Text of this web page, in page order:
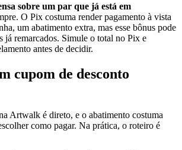
sobre um par que já está em
O Pix costuma render pagamento à vista
um abatimento extra, mas esse bônus pode
já remarcados. Simule o total no Pix e
antes de decidir.
cupom de desconto
Artwalk é direto, e o abatimento costuma
como pagar. Na prática, o roteiro é